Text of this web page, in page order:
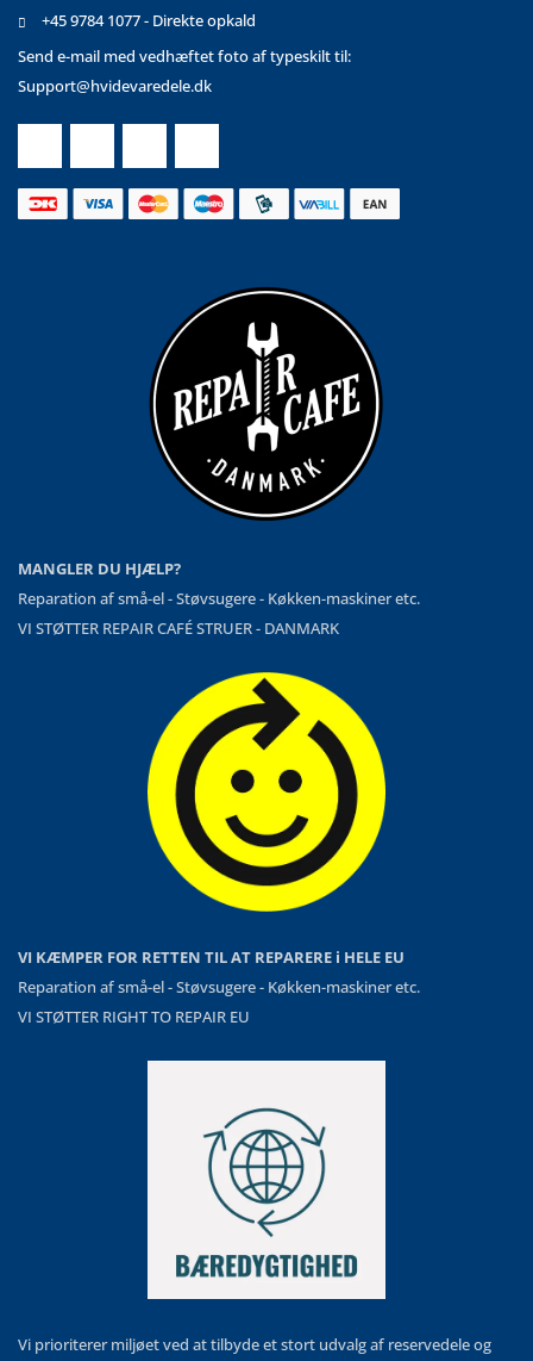
+45 9784 1077 - Direkte opkald
Send e-mail med vedhæftet foto af typeskilt til:
Support@hvidevaredele.dk
MANGLER DU HJÆLP?
Reparation af små-el - Støvsugere - Køkken-maskiner etc.
VI STØTTER REPAIR CAFÉ STRUER - DANMARK
VI KÆMPER FOR RETTEN TIL AT REPARERE i HELE EU
Reparation af små-el - Støvsugere - Køkken-maskiner etc.
VI STØTTER RIGHT TO REPAIR EU
Vi prioriterer miljøet ved at tilbyde et stort udvalg af reservedele og